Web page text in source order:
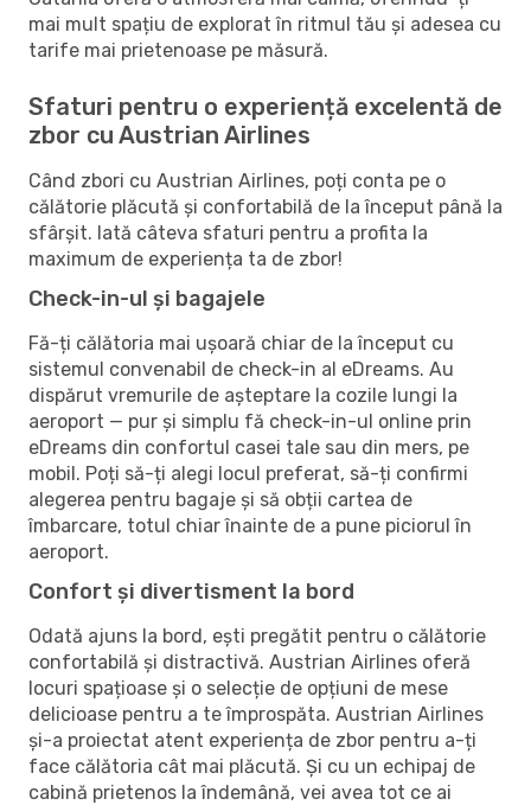
mai mult spațiu de explorat în ritmul tău și adesea cu
tarife mai prietenoase pe măsură.
Sfaturi pentru o experiență excelentă de
zbor cu Austrian Airlines
Când zbori cu Austrian Airlines, poți conta pe o
călătorie plăcută și confortabilă de la început până la
sfârșit. Iată câteva sfaturi pentru a profita la
maximum de experiența ta de zbor!
Check-in-ul și bagajele
Fă-ți călătoria mai ușoară chiar de la început cu
sistemul convenabil de check-in al eDreams. Au
dispărut vremurile de așteptare la cozile lungi la
aeroport — pur și simplu fă check-in-ul online prin
eDreams din confortul casei tale sau din mers, pe
mobil. Poți să-ți alegi locul preferat, să-ți confirmi
alegerea pentru bagaje și să obții cartea de
îmbarcare, totul chiar înainte de a pune piciorul în
aeroport.
Confort și divertisment la bord
Odată ajuns la bord, ești pregătit pentru o călătorie
confortabilă și distractivă. Austrian Airlines oferă
locuri spațioase și o selecție de opțiuni de mese
delicioase pentru a te împrospăta. Austrian Airlines
și-a proiectat atent experiența de zbor pentru a-ți
face călătoria cât mai plăcută. Și cu un echipaj de
cabină prietenos la îndemână, vei avea tot ce ai